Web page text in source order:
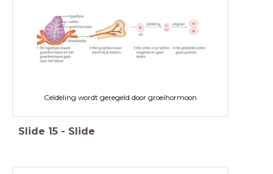
Celdeling wordt geregeld door groeihormoon
Slide 15 - Slide